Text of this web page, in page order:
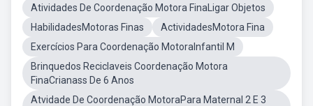
Atividades De Coordenação Motora FinaLigar Objetos
HabilidadesMotoras Finas
ActividadesMotora Fina
Exercícios Para Coordenação MotoraInfantil M
Brinquedos Reciclaveis Coordenação Motora
FinaCrianass De 6 Anos
Atvidade De Coordenação MotoraPara Maternal 2 E 3